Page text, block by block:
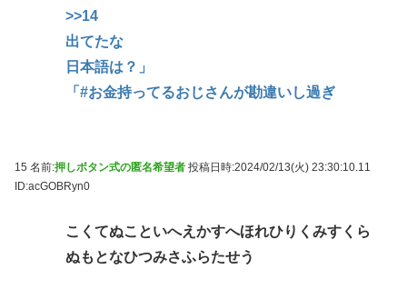
>>14
出てたな
日本語は？」
「#お金持ってるおじさんが勘違いし過ぎ
15 名前:押しボタン式の匿名希望者 投稿日時:2024/02/13(火) 23:30:10.11
ID:acGOBRyn0
こくてぬこといへえかすへほれひりくみすくら
ぬもとなひつみさふらたせう